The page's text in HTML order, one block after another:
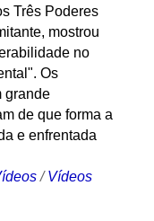
Três Poderes
mostrou
no
Os
grande
de que forma a
e enfrentada
/Vídeos